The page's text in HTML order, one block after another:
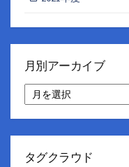
月別アーカイブ
別
イ
タグクラウド